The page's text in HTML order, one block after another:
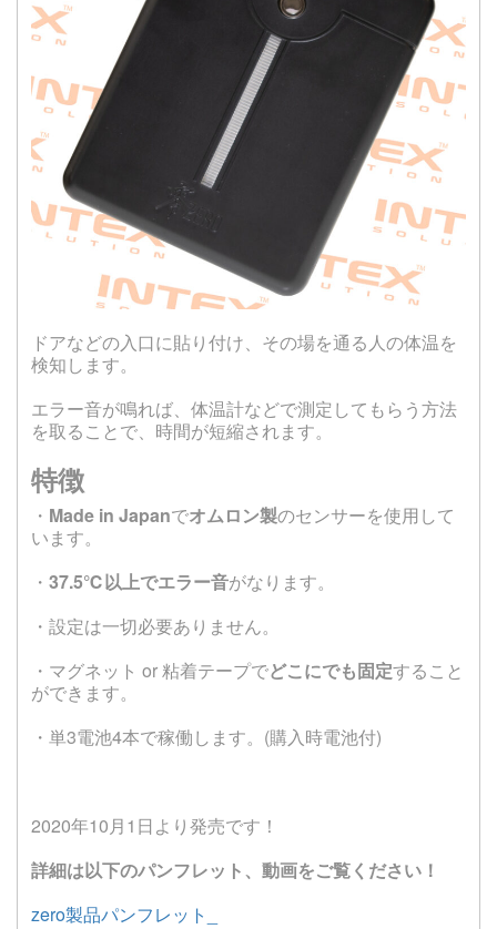
ドアなどの入口に貼り付け、その場を通る人の体温を
検知します。
エラー音が鳴れば、体温計などで測定してもらう方法
を取ることで、時間が短縮されます。
特徴
・ Made in Japanでオムロン製のセンサーを使用して
います。
・ 37.5℃以上でエラー音がなります。
・設定は一切必要ありません。
・マグネット or 粘着テープでどこにでも固定すること
ができます。
・単3電池4本で稼働します。(購入時電池付)
2020年10月1日より発売です！
詳細は以下のパンフレット、動画をご覧ください！
zero製品パンフレット_